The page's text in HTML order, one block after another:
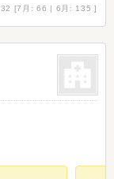
[7月: 66 | 6月: 135 ]